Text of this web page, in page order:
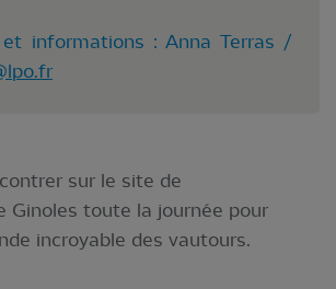
et informations : Anna Terras /
sur le site de
Ginoles toute la journée pour
incroyable des vautours.